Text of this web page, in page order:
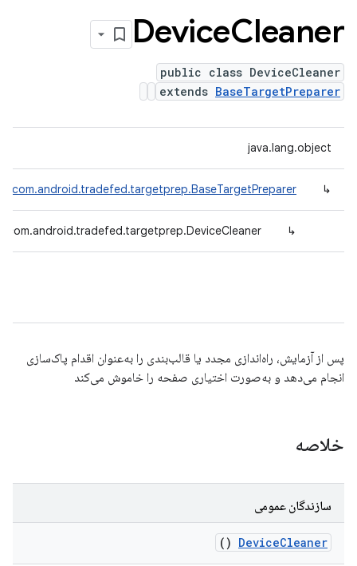
DeviceCleaner
public class DeviceCleaner
extends BaseTargetPreparer
java.lang.object
↳
com.android.tradefed.targetprep.BaseTargetPreparer
↳
com.android.tradefed.targetprep.DeviceCleaner
پس از آزمایش، راه‌اندازی مجدد یا قالب‌بندی را به‌عنوان اقدام پاک‌سازی
انجام می‌دهد و به‌صورت اختیاری صفحه را خاموش می‌کند
خلاصه
سازندگان عمومی
DeviceCleaner
()